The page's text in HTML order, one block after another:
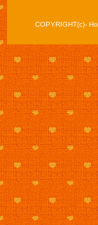
COPYRIGHT(c)-